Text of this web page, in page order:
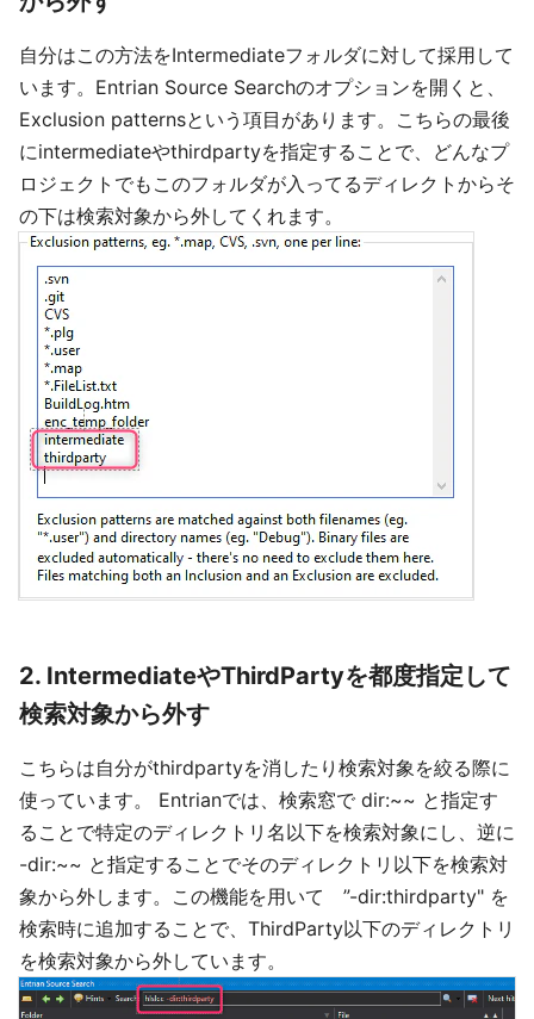
自分はこの方法をIntermediateフォルダに対して採用して
います。Entrian Source Searchのオプションを開くと、
Exclusion patternsという項目があります。こちらの最後
にintermediateやthirdpartyを指定することで、どんなプ
ロジェクトでもこのフォルダが入ってるディレクトからそ
の下は検索対象から外してくれます。
2. IntermediateやThirdPartyを都度指定して
検索対象から外す
こちらは自分がthirdpartyを消したり検索対象を絞る際に
使っています。 Entrianでは、検索窓で dir:~~ と指定す
ることで特定のディレクトリ名以下を検索対象にし、逆に
-dir:~~ と指定することでそのディレクトリ以下を検索対
象から外します。この機能を用いて ”-dir:thirdparty" を
検索時に追加することで、ThirdParty以下のディレクトリ
を検索対象から外しています。